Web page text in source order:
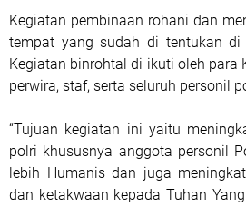
Kegiatan pembinaan rohani dan
tempat yang sudah di tentukan di
Kegiatan binrohtal di ikuti oleh para
perwira, staf, serta seluruh personil
“Tujuan kegiatan ini yaitu
polri khususnya anggota personil
lebih Humanis dan juga
dan ketakwaan kepada Tuhan